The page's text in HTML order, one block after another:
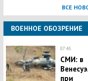
ВСЕ
ВОЕННОЕ ОБОЗРЕНИЕ
07:45
СМИ: в
при